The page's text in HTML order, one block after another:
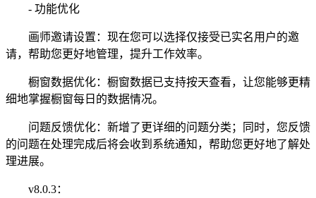
- 功能优化
画师邀请设置：现在您可以选择仅接受已实名用户的邀
请，帮助您更好地管理，提升工作效率。
橱窗数据优化：橱窗数据已支持按天查看，让您能够更精
细地掌握橱窗每日的数据情况。
问题反馈优化：新增了更详细的问题分类；同时，您反馈
的问题在处理完成后将会收到系统通知，帮助您更好地了解处
理进展。
v8.0.3：